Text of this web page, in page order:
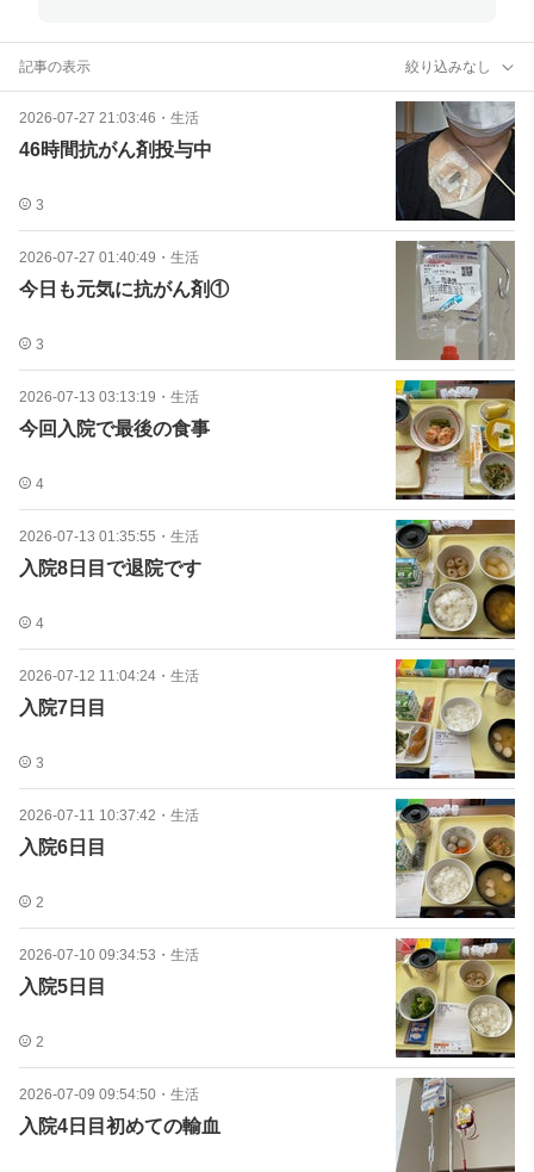
記事の表示 絞り込みなし
2026-07-27 21:03:46 ・ 生活
46時間抗がん剤投与中
3
2026-07-27 01:40:49 ・ 生活
今日も元気に抗がん剤①
3
2026-07-13 03:13:19 ・ 生活
今回入院で最後の食事
4
2026-07-13 01:35:55 ・ 生活
入院8日目で退院です
4
2026-07-12 11:04:24 ・ 生活
入院7日目
3
2026-07-11 10:37:42 ・ 生活
入院6日目
2
2026-07-10 09:34:53 ・ 生活
入院5日目
2
2026-07-09 09:54:50 ・ 生活
入院4日目初めての輸血